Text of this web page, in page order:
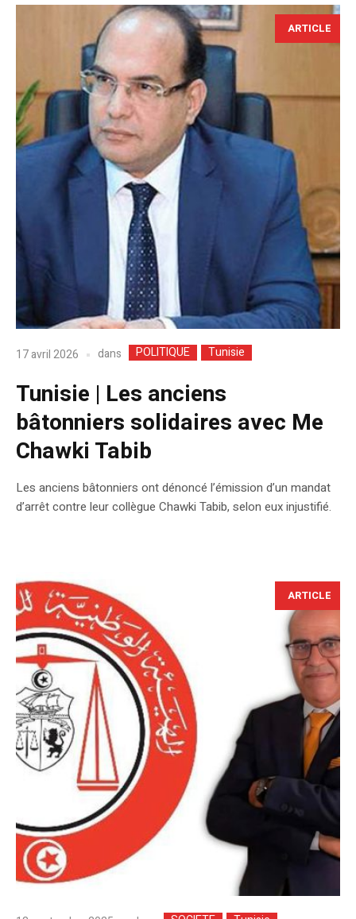
ARTICLE
17 avril 2026 dans POLITIQUE Tunisie
Tunisie | Les anciens
bâtonniers solidaires avec Me
Chawki Tabib
Les anciens bâtonniers ont dénoncé l’émission d’un mandat
d’arrêt contre leur collègue Chawki Tabib, selon eux injustifié.
ARTICLE